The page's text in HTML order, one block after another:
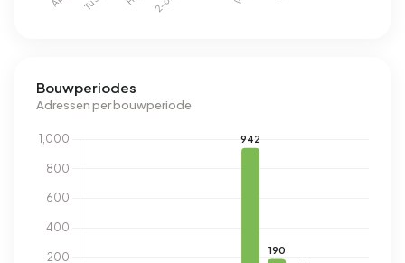
Bouwperiodes
Adressen per bouwperiode